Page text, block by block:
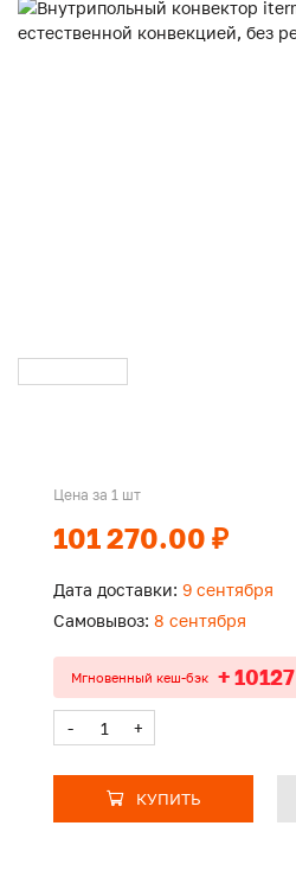
Цена за 1 шт
101 270.00 ₽
Дата доставки: 9 сентября
Самовывоз: 8 сентября
Мгновенный кеш-бэк + 10127
- +
КУПИТЬ